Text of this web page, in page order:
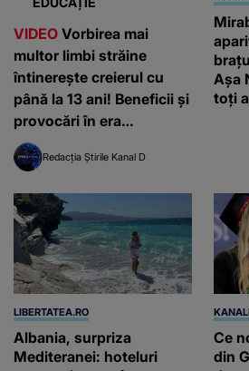
VIDEO Vorbirea mai
multor limbi străine
întinerește creierul cu
până la 13 ani! Beneficii și
provocări în era
inteligenței artificiale
Redacția Știrile Kanal D
Așa
toți
LIBERTATEA.RO
Albania, surpriza
Mediteranei: hoteluri
Ce
din